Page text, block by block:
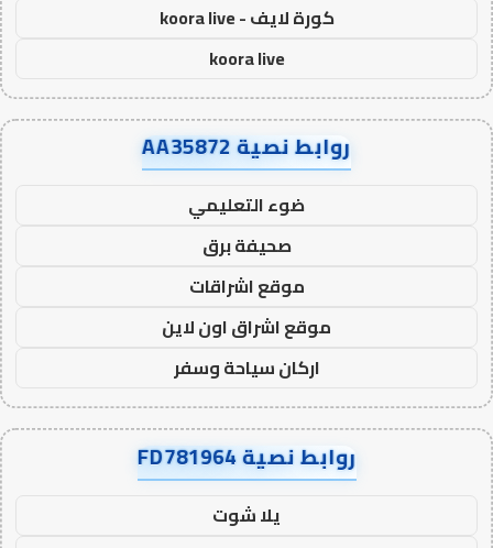
كورة لايف - koora live
koora live
روابط نصية AA35872
ضوء التعليمي
صحيفة برق
موقع اشراقات
موقع اشراق اون لاين
اركان سياحة وسفر
روابط نصية FD781964
يلا شوت